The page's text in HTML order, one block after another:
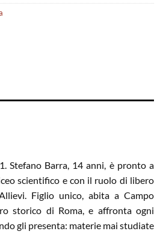
Stefano Barra, 14 anni, è pronto a
scientifico e con il ruolo di libero
Figlio unico, abita a Campo
storico di Roma, e affronta ogni
gli presenta: materie mai studiate